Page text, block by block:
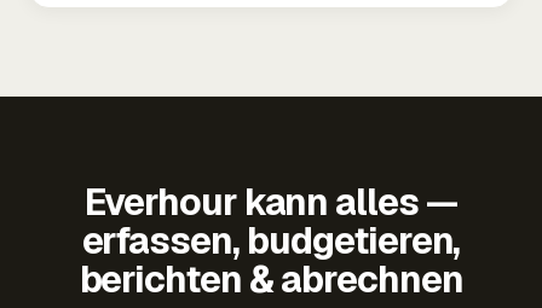
Everhour kann alles —
erfassen, budgetieren,
berichten & abrechnen